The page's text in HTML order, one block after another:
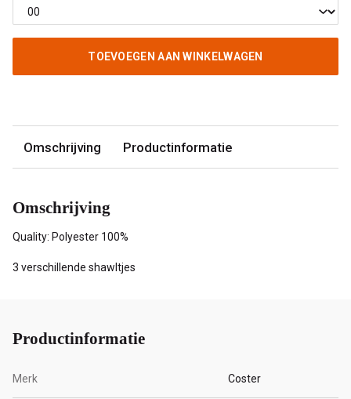
TOEVOEGEN AAN WINKELWAGEN
Omschrijving Productinformatie
Omschrijving
Quality: Polyester 100%
3 verschillende shawltjes
Productinformatie
Merk Coster